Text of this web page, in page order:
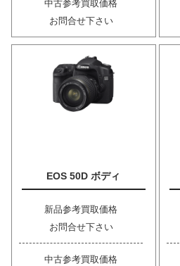
中古参考買取価格
お問合せ下さい
EOS 50D ボディ
新品参考買取価格
お問合せ下さい
中古参考買取価格